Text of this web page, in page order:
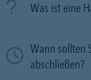
Was ist eine
Wann sollten
abschließen?